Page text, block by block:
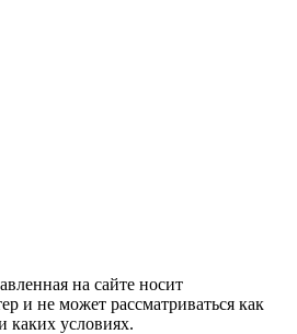
на сайте носит
и не может рассматриваться как
каких условиях.